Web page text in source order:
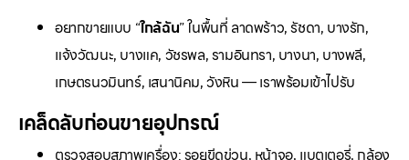
อยากขายแบบ “ใกล้ฉัน” ในพื้นที่ ลาดพร้าว, รัชดา, บางรัก,
แจ้งวัฒนะ, บางแค, วัชรพล, รามอินทรา, บางนา, บางพลี,
เกษตรนวมินทร์, เสนานิคม, วังหิน — เราพร้อมเข้าไปรับ
เคล็ดลับก่อนขายอุปกรณ์
ตรวจสอบสภาพเครื่อง: รอยขีดข่วน, หน้าจอ, แบตเตอรี่, กล้อง